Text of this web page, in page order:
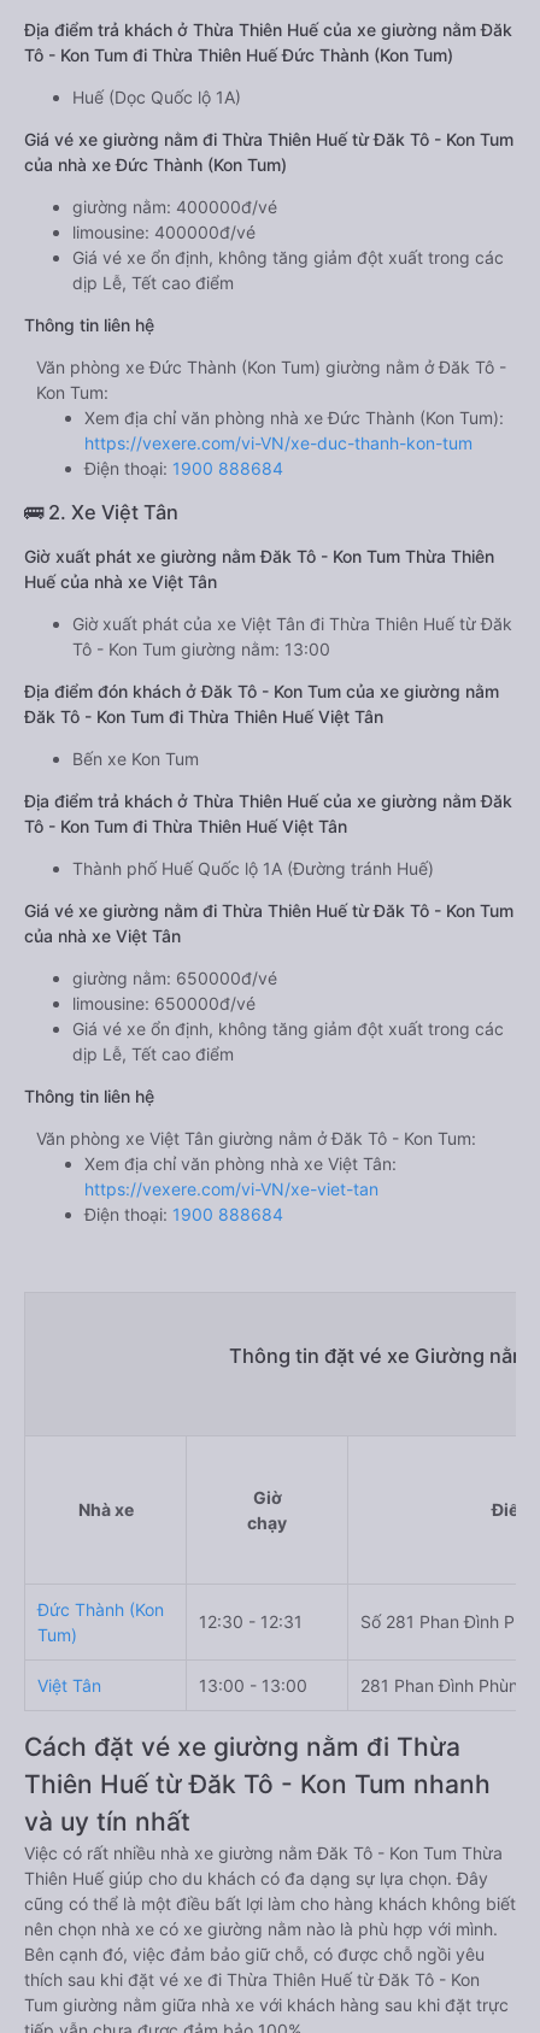
Địa điểm trả khách ở Thừa Thiên Huế của xe giường nằm Đăk
Tô - Kon Tum đi Thừa Thiên Huế Đức Thành (Kon Tum)
Huế (Dọc Quốc lộ 1A)
Giá vé xe giường nằm đi Thừa Thiên Huế từ Đăk Tô - Kon Tum
của nhà xe Đức Thành (Kon Tum)
giường nằm: 400000đ/vé
limousine: 400000đ/vé
Giá vé xe ổn định, không tăng giảm đột xuất trong các
dịp Lễ, Tết cao điểm
Thông tin liên hệ
Văn phòng xe Đức Thành (Kon Tum) giường nằm ở Đăk Tô -
Kon Tum:
Xem địa chỉ văn phòng nhà xe Đức Thành (Kon Tum):
https://vexere.com/vi-VN/xe-duc-thanh-kon-tum
Điện thoại: 1900 888684
🚌 2. Xe Việt Tân
Giờ xuất phát xe giường nằm Đăk Tô - Kon Tum Thừa Thiên
Huế của nhà xe Việt Tân
Giờ xuất phát của xe Việt Tân đi Thừa Thiên Huế từ Đăk
Tô - Kon Tum giường nằm: 13:00
Địa điểm đón khách ở Đăk Tô - Kon Tum của xe giường nằm
Đăk Tô - Kon Tum đi Thừa Thiên Huế Việt Tân
Bến xe Kon Tum
Địa điểm trả khách ở Thừa Thiên Huế của xe giường nằm Đăk
Tô - Kon Tum đi Thừa Thiên Huế Việt Tân
Thành phố Huế Quốc lộ 1A (Đường tránh Huế)
Giá vé xe giường nằm đi Thừa Thiên Huế từ Đăk Tô - Kon Tum
của nhà xe Việt Tân
giường nằm: 650000đ/vé
limousine: 650000đ/vé
Giá vé xe ổn định, không tăng giảm đột xuất trong các
dịp Lễ, Tết cao điểm
Thông tin liên hệ
Văn phòng xe Việt Tân giường nằm ở Đăk Tô - Kon Tum:
Xem địa chỉ văn phòng nhà xe Việt Tân:
https://vexere.com/vi-VN/xe-viet-tan
Điện thoại: 1900 888684
Thông tin đặt vé xe Giường nằm
Nhà xe
Giờ
chạy
Điểm
Đức Thành (Kon
Tum)
12:30 - 12:31 Số 281 Phan Đình
Việt Tân 13:00 - 13:00 281 Phan Đình Phùng
Cách đặt vé xe giường nằm đi Thừa
Thiên Huế từ Đăk Tô - Kon Tum nhanh
và uy tín nhất
Việc có rất nhiều nhà xe giường nằm Đăk Tô - Kon Tum Thừa
Thiên Huế giúp cho du khách có đa dạng sự lựa chọn. Đây
cũng có thể là một điều bất lợi làm cho hàng khách không biết
nên chọn nhà xe có xe giường nằm nào là phù hợp với mình.
Bên cạnh đó, việc đảm bảo giữ chỗ, có được chỗ ngồi yêu
thích sau khi đặt vé xe đi Thừa Thiên Huế từ Đăk Tô - Kon
Tum giường nằm giữa nhà xe với khách hàng sau khi đặt trực